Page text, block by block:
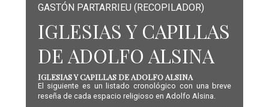
GASTÓN PARTARRIEU (RECOPILADOR)
IGLESIAS Y CAPILLAS
DE ADOLFO ALSINA
IGLESIAS Y CAPILLAS DE ADOLFO ALSINA
El siguiente es un listado cronológico con una breve
reseña de cada espacio religioso en Adolfo Alsina.